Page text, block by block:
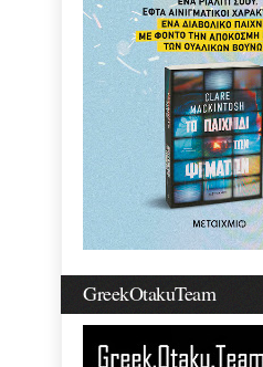
GreekOtakuTeam